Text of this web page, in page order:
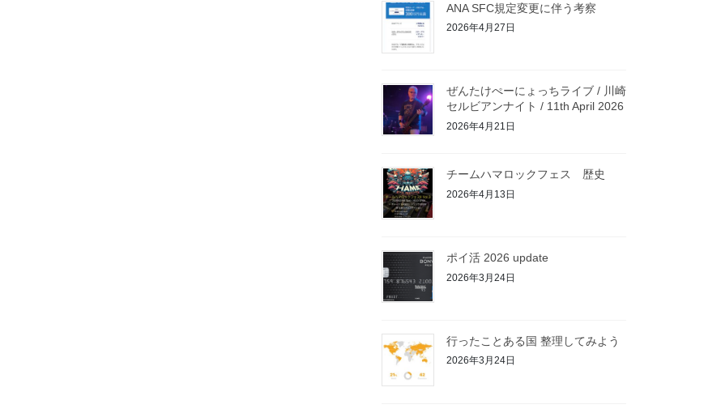
ANA SFC規定変更に伴う考察
2026年4月27日
ぜんたけぺーにょっちライブ / 川崎
セルビアンナイト / 11th April 2026
2026年4月21日
チームハマロックフェス 歴史
2026年4月13日
ポイ活 2026 update
2026年3月24日
行ったことある国 整理してみよう
2026年3月24日